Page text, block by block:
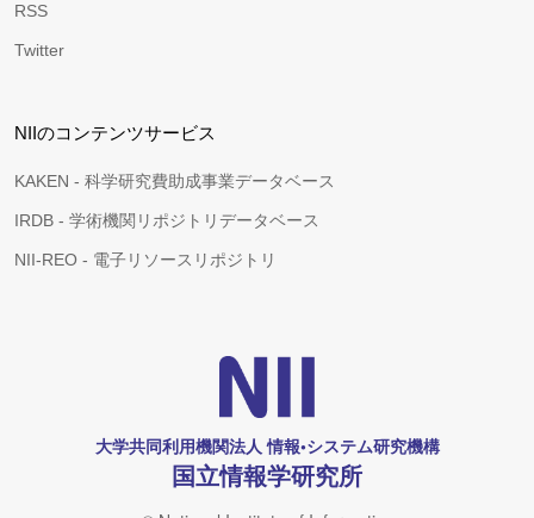
RSS
Twitter
NIIのコンテンツサービス
KAKEN - 科学研究費助成事業データベース
IRDB - 学術機関リポジトリデータベース
NII-REO - 電子リソースリポジトリ
大学共同利用機関法人 情報•システム研究機構
国立情報学研究所